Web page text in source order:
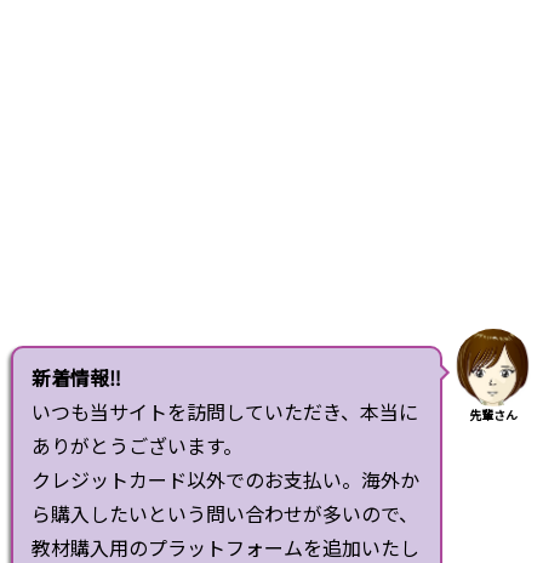
新着情報‼
いつも当サイトを訪問していただき、本当に
ありがとうございます。
クレジットカード以外でのお支払い。海外か
ら購入したいという問い合わせが多いので、
教材購入用のプラットフォームを追加いたし
先輩さん